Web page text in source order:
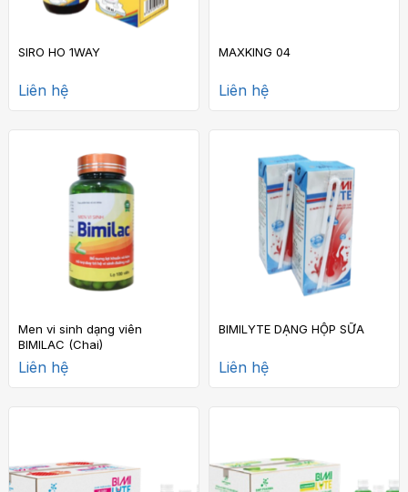
SIRO HO 1WAY
Liên hệ
MAXKING 04
Liên hệ
Men vi sinh dạng viên
BIMILAC (Chai)
Liên hệ
BIMILYTE DẠNG HỘP SỮA
Liên hệ